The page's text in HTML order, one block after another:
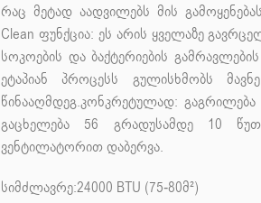
რაც მეტად აადვილებს მის
Clean ფუნქცია: ეს არის ყველაზე
სოკოების და ბაქტერიების
ეტაპიან პროცესს გულისხმობს
წინააღმდეგ.კონკრეტულად:
გაცხელება 56 გრადუსამდე 10
ვენტილატორით დაბერვა.
სიმძლავრე:24000 BTU (75-80მ²)